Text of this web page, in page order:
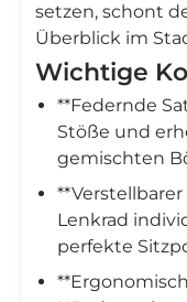
setzen, schont
Überblick im
Wichtige
**Federnde
Stöße und
gemischten
Lenkrad
perfekte